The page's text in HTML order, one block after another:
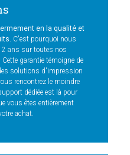
en la qualité et
C'est pourquoi nous
2 ans sur toutes nos
garantie témoigne de
solutions d'impression
rencontrez le moindre
dédiée est là pour
vous êtes entièrement
achat.